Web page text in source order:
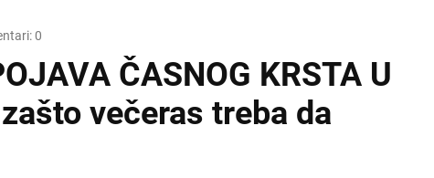
0
ČASNOG KRSTA U
večeras treba da